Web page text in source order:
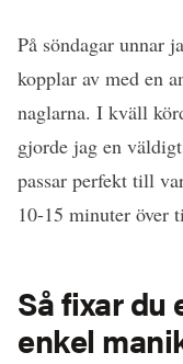
På söndagar unnar
kopplar av med en
naglarna. I kväll
gjorde jag en
passar perfekt till
10-15 minuter över
Så fixar du
enkel